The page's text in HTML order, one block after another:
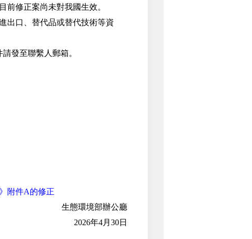
前修正案尚未對我國生效。
口、替代品或替代技術等資
發至聯繫人郵箱。
附件A的修正
生態環境部辦公廳
2026年4月30日